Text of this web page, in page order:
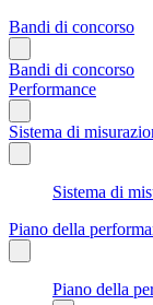
Bandi di concorso
Bandi di concorso
Performance
Sistema di
Sistema di
Piano della
Piano della